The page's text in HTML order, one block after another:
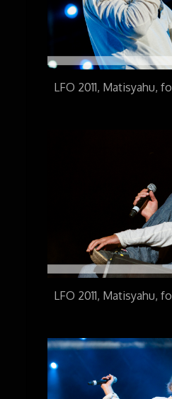
LFO 2011, Matisyahu,
LFO 2011, Matisyahu,